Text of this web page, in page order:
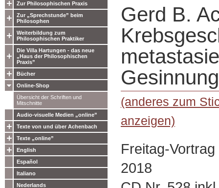
Zur Philosophischen Praxis
Zur „Sprechstunde” beim
Philosophen
Weiterbildung zum
Philosophischen Praktiker
Die Villa Hartungen - das neue
„Haus der Philosophischen
Praxis”
Bücher
Online-Shop
Übersicht der Schriften und
Mitschnitte
Audio-visuelle Medien „online”
Texte von und über Achenbach
Texte „online”
English
Español
Italiano
Nederlands
Gerd B.
(anderes zum
anzeigen)
Freitag-
2018